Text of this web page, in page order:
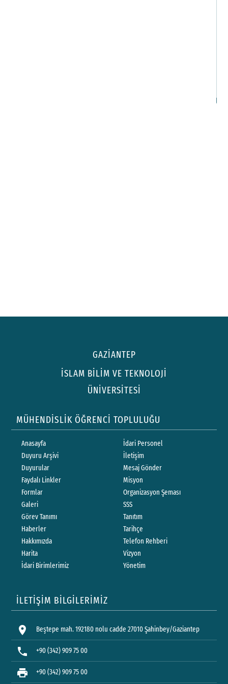
GAZİANTEP
İSLAM BİLİM VE TEKNOLOJİ
ÜNİVERSİTESİ
MÜHENDİSLİK ÖĞRENCİ TOPLULUĞU
Anasayfa
Duyuru Arşivi
Duyurular
Faydalı Linkler
Formlar
Galeri
Görev Tanımı
Haberler
Hakkımızda
Harita
İdari Birimlerimiz
İdari Personel
İletişim
Mesaj Gönder
Misyon
Organizasyon Şeması
SSS
Tanıtım
Tarihçe
Telefon Rehberi
Vizyon
Yönetim
İLETİŞİM BİLGİLERİMİZ
location_on Beştepe mah. 192180 nolu cadde 27010 Şahinbey/Gaziantep
phone +90 (342) 909 75 00
print +90 (342) 909 75 00